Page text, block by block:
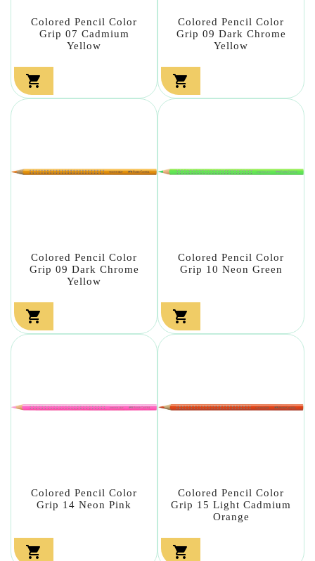
Colored Pencil Color
Grip 07 Cadmium
Yellow

Colored Pencil Color
Grip 09 Dark Chrome
Yellow

Colored Pencil Color
Grip 09 Dark Chrome
Yellow

Colored Pencil Color
Grip 10 Neon Green

Colored Pencil Color
Grip 14 Neon Pink

Colored Pencil Color
Grip 15 Light Cadmium
Orange
